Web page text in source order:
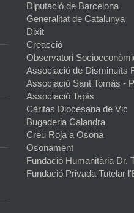
Diputació de Barcelona
Generalitat de Catalunya
Dixit
Creacció
Observatori
Associació de Disminuïts
Associació Sant Tomàs -
Associació Tapís
Càritas Diocesana de Vic
Bugaderia Calandra
Creu Roja a Osona
Osonament
Fundació Humanitària Dr.
Fundació Privada Tutelar